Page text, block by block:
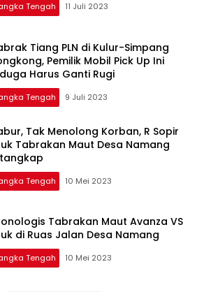
Tengah 11 Juli 2023
Tiang PLN di Kulur-Simpang
Pemilik Mobil Pick Up Ini
Harus Ganti Rugi
Tengah 9 Juli 2023
Tak Menolong Korban, R Sopir
Tabrakan Maut Desa Namang
Tengah 10 Mei 2023
Tabrakan Maut Avanza VS
di Ruas Jalan Desa Namang
Tengah 10 Mei 2023